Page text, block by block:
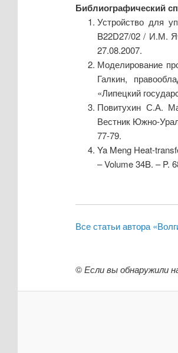
Библиографический
Устройство для
B22D27/02 / И.М.
27.08.2007.
Моделирование
Галкин,
«Липецкий
Повитухин С.А.
Вестник Южно-
77-79.
Ya Meng Heat-
– Volume 34B. – P.
Все статьи автора
©Если вы обнаружили